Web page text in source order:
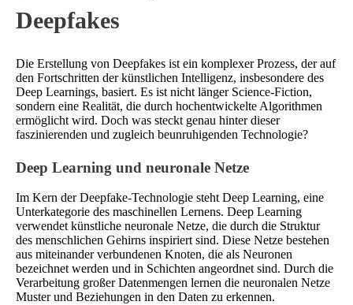
Deepfakes
Die Erstellung von Deepfakes ist ein komplexer Prozess, der auf
den Fortschritten der künstlichen Intelligenz, insbesondere des
Deep Learnings, basiert. Es ist nicht länger Science-Fiction,
sondern eine Realität, die durch hochentwickelte Algorithmen
ermöglicht wird. Doch was steckt genau hinter dieser
faszinierenden und zugleich beunruhigenden Technologie?
Deep Learning und neuronale Netze
Im Kern der Deepfake-Technologie steht Deep Learning, eine
Unterkategorie des maschinellen Lernens. Deep Learning
verwendet künstliche neuronale Netze, die durch die Struktur
des menschlichen Gehirns inspiriert sind. Diese Netze bestehen
aus miteinander verbundenen Knoten, die als Neuronen
bezeichnet werden und in Schichten angeordnet sind. Durch die
Verarbeitung großer Datenmengen lernen die neuronalen Netze
Muster und Beziehungen in den Daten zu erkennen.